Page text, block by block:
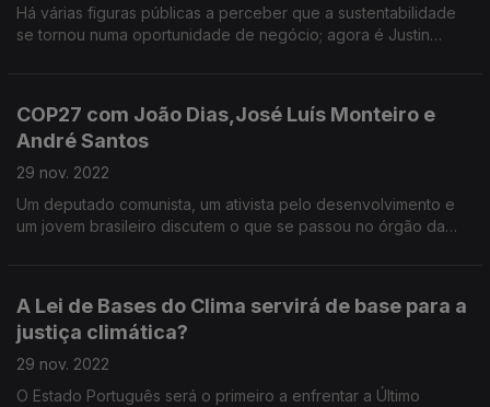
Há várias figuras públicas a perceber que a sustentabilidade
se tornou numa oportunidade de negócio; agora é Justin
COP27 com João Dias,José Luís Monteiro e
André Santos
29 nov. 2022
Um deputado comunista, um ativista pelo desenvolvimento e
um jovem brasileiro discutem o que se passou no órgão da
A Lei de Bases do Clima servirá de base para a
justiça climática?
29 nov. 2022
O Estado Português será o primeiro a enfrentar a Último